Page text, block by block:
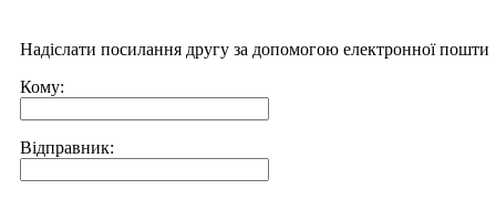
Надіслати посилання другу за допомогою електронної пошти
Кому:
Відправник: